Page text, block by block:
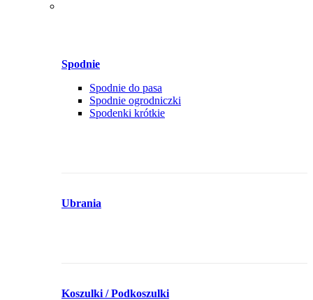
Spodnie
Spodnie do pasa
Spodnie ogrodniczki
Spodenki krótkie
Ubrania
Koszulki / Podkoszulki